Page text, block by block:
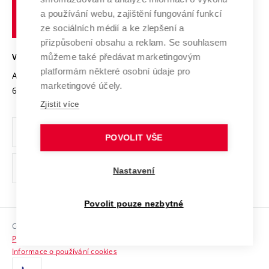
Transfer znalostí
Open Science
Projekty
Projekty ze strukturálních fondů
Specifický výzkum
Služby univerzity
Mezinárodní dohody
Univerzitní sítě
Podnikavá univerzita / ContriBUTe
Bezpečná univerzita
Vyznamenání
Organizační struktura
Ochrana osobních údajů
odkaz)
Sociální bezpečí
HR Award
učení
technické
VYSOKÉ UČENÍ TECHNICKÉ V BRNĚ
Antonínská 548/1
602 00 Brno
www.vut.cz
vut@vutbr.cz
Copyright © 2026 VUT
Prohlášení o přístupnosti
Informace o používání cookies
a používání webu, zajištění fungování funkcí
ze sociálních médií a ke zlepšení a
přizpůsobení obsahu a reklam. Se souhlasem
můžeme také předávat marketingovým
platformám některé osobní údaje pro
marketingové účely.
Zjistit více
POVOLIT VŠE
Nastavení
Povolit pouze nezbytné